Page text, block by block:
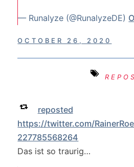
— Runalyze (@RunalyzeDE)
OCTOBER 26, 2020
reposted
https://twitter.com/
227785568264
Das ist so traurig…